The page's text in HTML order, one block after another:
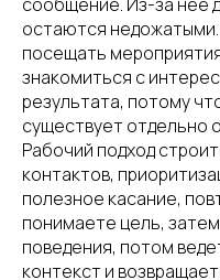
остаются
посещать
знакомиться с
результата, потому
существует отдельно
Рабочий подход
контактов,
полезное касание,
понимаете цель,
поведения, потом
контекст и